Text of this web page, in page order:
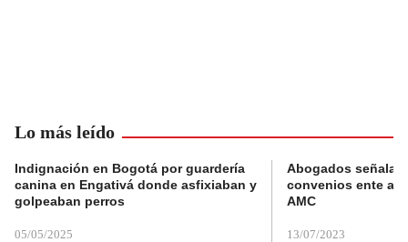
Lo más leído
Indignación en Bogotá por guardería
canina en Engativá donde asfixiaban y
golpeaban perros
05/05/2025
Abogados
convenios ente
AMC
13/07/2023